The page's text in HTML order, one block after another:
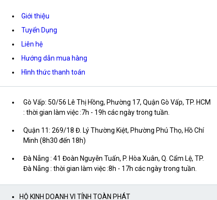
Giới thiệu
Tuyển Dụng
Liên hệ
Hướng dẫn mua hàng
Hình thức thanh toán
Gò Vấp: 50/56 Lê Thị Hồng, Phường 17, Quận Gò Vấp, TP. HCM
: thời gian làm việc :7h - 19h các ngày trong tuần.
Quận 11: 269/18 Đ. Lý Thường Kiệt, Phường Phú Thọ, Hồ Chí
Minh (8h30 đến 18h)
Đà Nẵng : 41 Đoàn Nguyễn Tuấn, P. Hòa Xuân, Q. Cẩm Lệ, TP.
Đà Nẵng : thời gian làm việc :8h - 17h các ngày trong tuần.
HỘ KINH DOANH VI TÍNH TOÀN PHÁT